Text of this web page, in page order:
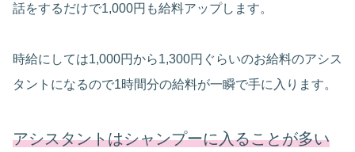
話をするだけで1,000円も給料アップします。
時給にしては1,000円から1,300円ぐらいのお給料のアシス
タントになるので1時間分の給料が一瞬で手に入ります。
アシスタントはシャンプーに入ることが多い